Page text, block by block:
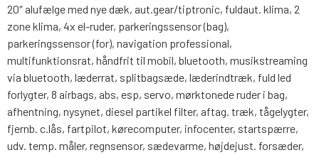
20″ alufælge med nye dæk, aut.gear/tiptronic, fuldaut. klima, 2
zone klima, 4x el-ruder, parkeringssensor (bag),
parkeringssensor (for), navigation professional,
multifunktionsrat, håndfrit til mobil, bluetooth, musikstreaming
via bluetooth, læderrat, splitbagsæde, læderindtræk, fuld led
forlygter, 8 airbags, abs, esp, servo, mørktonede ruder i bag,
afhentning, nysynet, diesel partikel filter, aftag. træk, tågelygter,
fjernb. c.lås, fartpilot, kørecomputer, infocenter, startspærre,
udv. temp. måler, regnsensor, sædevarme, højdejust. forsæder,